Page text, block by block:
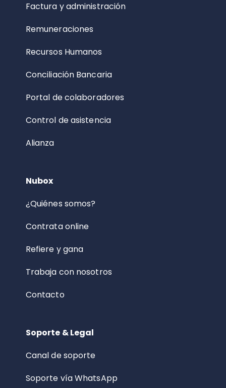
Factura y administración
Remuneraciones
Recursos Humanos
Conciliación Bancaria
Portal de colaboradores
Control de asistencia
Alianza
Nubox
¿Quiénes somos?
Contrata online
Refiere y gana
Trabaja con nosotros
Contacto
Soporte & Legal
Canal de soporte
Soporte vía WhatsApp